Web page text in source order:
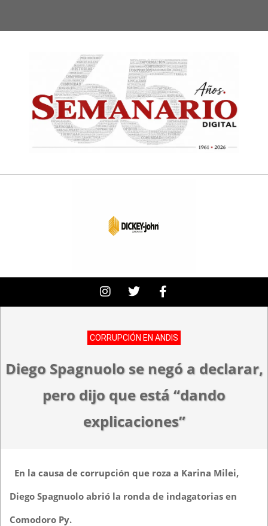
Digital
CORRUPCIÓN EN ANDIS
Diego Spagnuolo se negó a declarar,
pero dijo que está “dando
explicaciones”
En la causa de corrupción que roza a Karina Milei,
Diego Spagnuolo abrió la ronda de indagatorias en
Comodoro Py.